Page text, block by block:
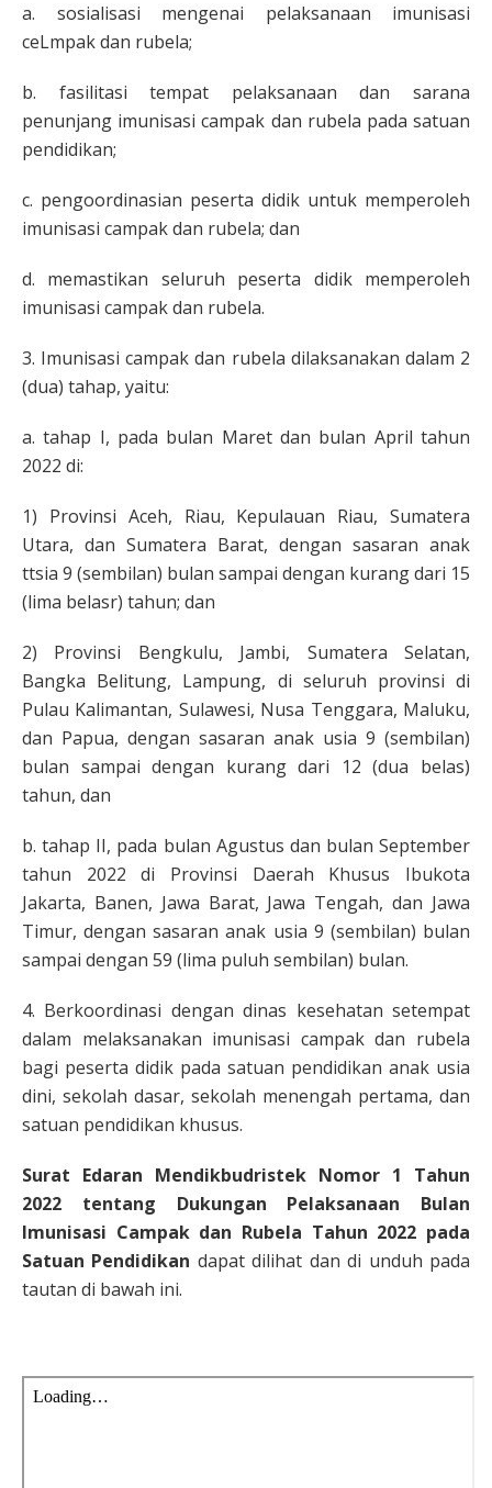
a. sosialisasi mengenai pelaksanaan imunisasi
ceLmpak dan rubela;
b. fasilitasi tempat pelaksanaan dan sarana
penunjang imunisasi campak dan rubela pada satuan
pendidikan;
c. pengoordinasian peserta didik untuk memperoleh
imunisasi campak dan rubela; dan
d. memastikan seluruh peserta didik memperoleh
imunisasi campak dan rubela.
3. Imunisasi campak dan rubela dilaksanakan dalam 2
(dua) tahap, yaitu:
a. tahap I, pada bulan Maret dan bulan April tahun
2022 di:
1) Provinsi Aceh, Riau, Kepulauan Riau, Sumatera
Utara, dan Sumatera Barat, dengan sasaran anak
ttsia 9 (sembilan) bulan sampai dengan kurang dari 15
(lima belasr) tahun; dan
2) Provinsi Bengkulu, Jambi, Sumatera Selatan,
Bangka Belitung, Lampung, di seluruh provinsi di
Pulau Kalimantan, Sulawesi, Nusa Tenggara, Maluku,
dan Papua, dengan sasaran anak usia 9 (sembilan)
bulan sampai dengan kurang dari 12 (dua belas)
tahun, dan
b. tahap II, pada bulan Agustus dan bulan September
tahun 2022 di Provinsi Daerah Khusus Ibukota
Jakarta, Banen, Jawa Barat, Jawa Tengah, dan Jawa
Timur, dengan sasaran anak usia 9 (sembilan) bulan
sampai dengan 59 (lima puluh sembilan) bulan.
4. Berkoordinasi dengan dinas kesehatan setempat
dalam melaksanakan imunisasi campak dan rubela
bagi peserta didik pada satuan pendidikan anak usia
dini, sekolah dasar, sekolah menengah pertama, dan
satuan pendidikan khusus.
Surat Edaran Mendikbudristek Nomor 1 Tahun
2022 tentang Dukungan Pelaksanaan Bulan
Imunisasi Campak dan Rubela Tahun 2022 pada
Satuan Pendidikan dapat dilihat dan di unduh pada
tautan di bawah ini.